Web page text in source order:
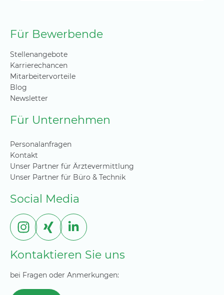
Für Bewerbende
Stellenangebote
Karrierechancen
Mitarbeitervorteile
Blog
Newsletter
Für Unternehmen
Personalanfragen
Kontakt
Unser Partner für Ärztevermittlung
Unser Partner für Büro & Technik
Social Media
Kontaktieren Sie uns
bei Fragen oder Anmerkungen: